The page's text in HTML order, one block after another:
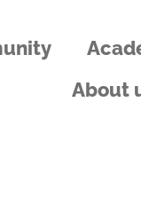
About